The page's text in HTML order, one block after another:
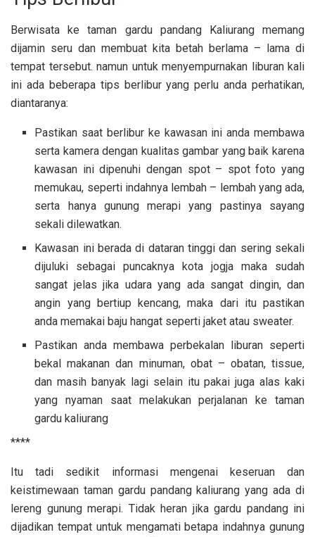
Berwisata ke taman gardu pandang Kaliurang memang
dijamin seru dan membuat kita betah berlama – lama di
tempat tersebut. namun untuk menyempurnakan liburan kali
ini ada beberapa tips berlibur yang perlu anda perhatikan,
diantaranya:
Pastikan saat berlibur ke kawasan ini anda membawa
serta kamera dengan kualitas gambar yang baik karena
kawasan ini dipenuhi dengan spot – spot foto yang
memukau, seperti indahnya lembah – lembah yang ada,
serta hanya gunung merapi yang pastinya sayang
sekali dilewatkan.
Kawasan ini berada di dataran tinggi dan sering sekali
dijuluki sebagai puncaknya kota jogja maka sudah
sangat jelas jika udara yang ada sangat dingin, dan
angin yang bertiup kencang, maka dari itu pastikan
anda memakai baju hangat seperti jaket atau sweater.
Pastikan anda membawa perbekalan liburan seperti
bekal makanan dan minuman, obat – obatan, tissue,
dan masih banyak lagi selain itu pakai juga alas kaki
yang nyaman saat melakukan perjalanan ke taman
gardu kaliurang
****
Itu tadi sedikit informasi mengenai keseruan dan
keistimewaan taman gardu pandang kaliurang yang ada di
lereng gunung merapi. Tidak heran jika gardu pandang ini
dijadikan tempat untuk mengamati betapa indahnya gunung